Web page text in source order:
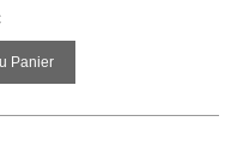
Panier